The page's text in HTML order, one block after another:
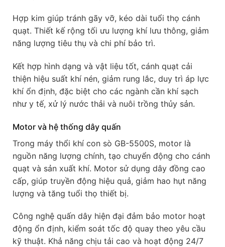
Hợp kim giúp tránh gãy vỡ, kéo dài tuổi thọ cánh
quạt. Thiết kế rộng tối ưu lượng khí lưu thông, giảm
năng lượng tiêu thụ và chi phí bảo trì.
Kết hợp hình dạng và vật liệu tốt, cánh quạt cải
thiện hiệu suất khí nén, giảm rung lắc, duy trì áp lực
khí ổn định, đặc biệt cho các ngành cần khí sạch
như y tế, xử lý nước thải và nuôi trồng thủy sản.
Motor và hệ thống dây quấn
Trong máy thổi khí con sò GB-5500S, motor là
nguồn năng lượng chính, tạo chuyển động cho cánh
quạt và sản xuất khí. Motor sử dụng dây đồng cao
cấp, giúp truyền động hiệu quả, giảm hao hụt năng
lượng và tăng tuổi thọ thiết bị.
Công nghệ quấn dây hiện đại đảm bảo motor hoạt
động ổn định, kiểm soát tốc độ quay theo yêu cầu
kỹ thuật. Khả năng chịu tải cao và hoạt động 24/7